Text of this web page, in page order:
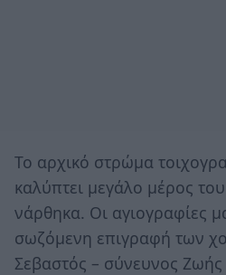
Το αρχικό στρώμα
καλύπτει μεγάλο μέρος
νάρθηκα. Οι αγιογραφίες
σωζόμενη επιγραφή των
Σεβαστός – σύνευνος Ζωής